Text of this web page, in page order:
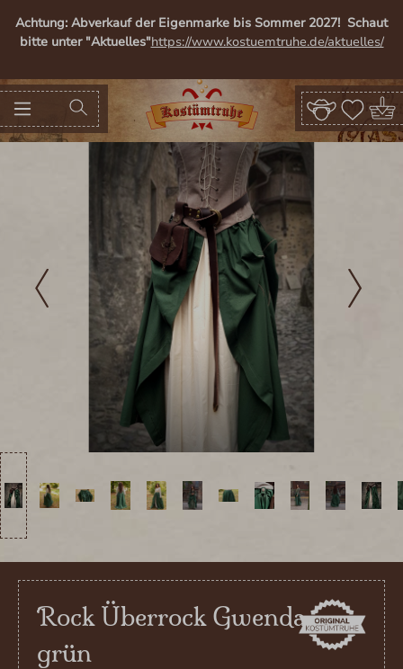
springen
Achtung: Abverkauf der Eigenmarke bis Sommer 2027! Schaut
bitte unter "Aktuelles"https://www.kostuemtruhe.de/aktuelles/
Bildergalerie überspringen
Rock Überrock Gwenda
grün